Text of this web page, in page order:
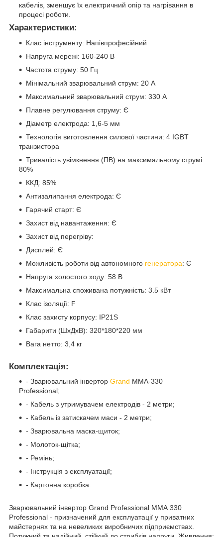
кабелів, зменшує їх електричний опір та нагрівання в
процесі роботи.
Характеристики:
Клас інструменту: Напівпрофесійний
Напруга мережі: 160-240 В
Частота струму: 50 Гц
Мінімальний зварювальний струм: 20 А
Максимальний зварювальний струм: 330 А
Плавне регулювання струму: Є
Діаметр електрода: 1,6-5 мм
Технологія виготовлення силової частини: 4 IGBT
транзистора
Тривалість увімкнення (ПВ) на максимальному струмі:
80%
ККД: 85%
Антизалипання електрода: Є
Гарячий старт: Є
Захист від навантаження: Є
Захист від перегріву:
Дисплей: Є
Можливість роботи від автономного генератора: Є
Напруга холостого ходу: 58 В
Максимальна споживана потужність: 3.5 кВт
Клас ізоляції: F
Клас захисту корпусу: IP21S
Габарити (ШхДхВ): 320*180*220 мм
Вага нетто: 3,4 кг
Комплектація:
- Зварювальний інвертор Grand ММА-330
Professional;
- Кабель з утримувачем електродів - 2 метри;
- Кабель із затискачем маси - 2 метри;
- Зварювальна маска-щиток;
- Молоток-щітка;
- Ремінь;
- Інструкція з експлуатації;
- Картонна коробка.
Зварювальний інвертор Grand Professional ММА 330
Professional - призначений для експлуатації у приватних
майстернях та на невеликих виробничих підприємствах.